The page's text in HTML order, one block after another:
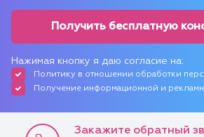
Получить бесплатную
Нажимая кнопку я даю согласие на:
Политику в отношении обработки
Получение информационной и
Закажите обратный